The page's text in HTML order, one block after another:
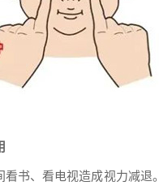
书、看电视造成视力减退。